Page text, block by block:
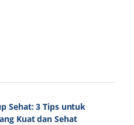
Sehat: 3 Tips untuk
Kuat dan Sehat